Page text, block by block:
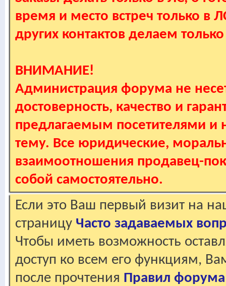
время и место встреч только в
других контактов делаем
ВНИМАНИЕ!
Администрация форума не
достоверность, качество и
предлагаемым посетителями и
тему. Все юридические,
взаимоотношения продавец-
собой самостоятельно.
Если это Ваш первый визит на
страницу Часто задаваемых
Чтобы иметь возможность
доступ ко всем его функциям,
после прочтения Правил форума